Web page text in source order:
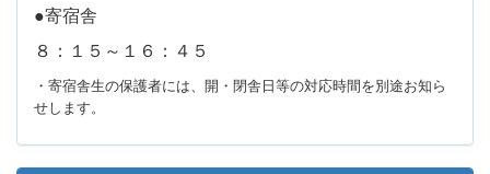
●寄宿舎
８：１５～１６：４５
・寄宿舎生の保護者には、開・閉舎日等の対応時間を別途お知ら
せします。